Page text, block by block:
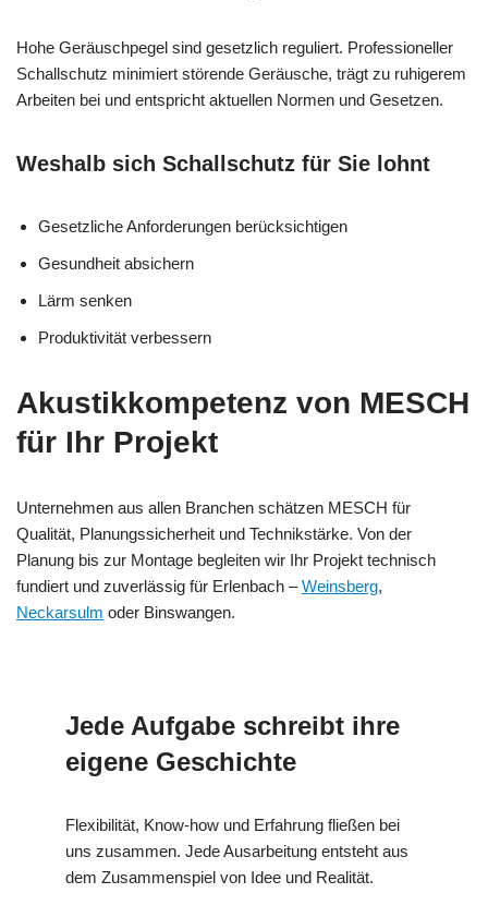
Hohe Geräuschpegel sind gesetzlich reguliert. Professioneller
Schallschutz minimiert störende Geräusche, trägt zu ruhigerem
Arbeiten bei und entspricht aktuellen Normen und Gesetzen.
Weshalb sich Schallschutz für Sie lohnt
Gesetzliche Anforderungen berücksichtigen
Gesundheit absichern
Lärm senken
Produktivität verbessern
Akustikkompetenz von MESCH
für Ihr Projekt
Unternehmen aus allen Branchen schätzen MESCH für
Qualität, Planungssicherheit und Technikstärke. Von der
Planung bis zur Montage begleiten wir Ihr Projekt technisch
fundiert und zuverlässig für Erlenbach –Weinsberg,
Neckarsulm oder Binswangen.
Jede Aufgabe schreibt ihre
eigene Geschichte
Flexibilität, Know-how und Erfahrung fließen bei
uns zusammen. Jede Ausarbeitung entsteht aus
dem Zusammenspiel von Idee und Realität.